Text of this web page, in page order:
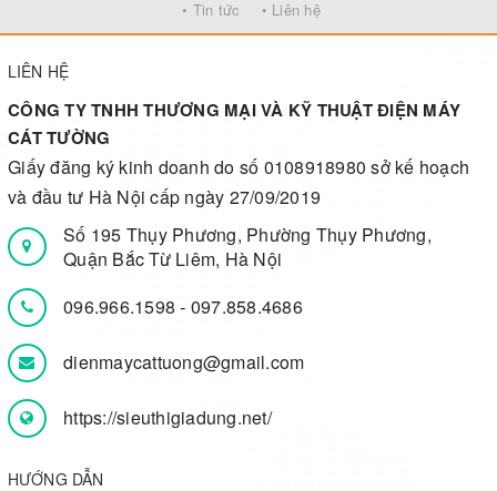
• Tin tức • Liên hệ
LIÊN HỆ
CÔNG TY TNHH THƯƠNG MẠI VÀ KỸ THUẬT ĐIỆN MÁY
CÁT TƯỜNG
Giấy đăng ký kinh doanh do số 0108918980 sở kế hoạch
và đầu tư Hà Nội cấp ngày 27/09/2019
Số 195 Thụy Phương, Phường Thụy Phương,
Quận Bắc Từ Liêm, Hà Nội
096.966.1598- 097.858.4686
dienmaycattuong@gmail.com
https://sieuthigiadung.net/
HƯỚNG DẪN